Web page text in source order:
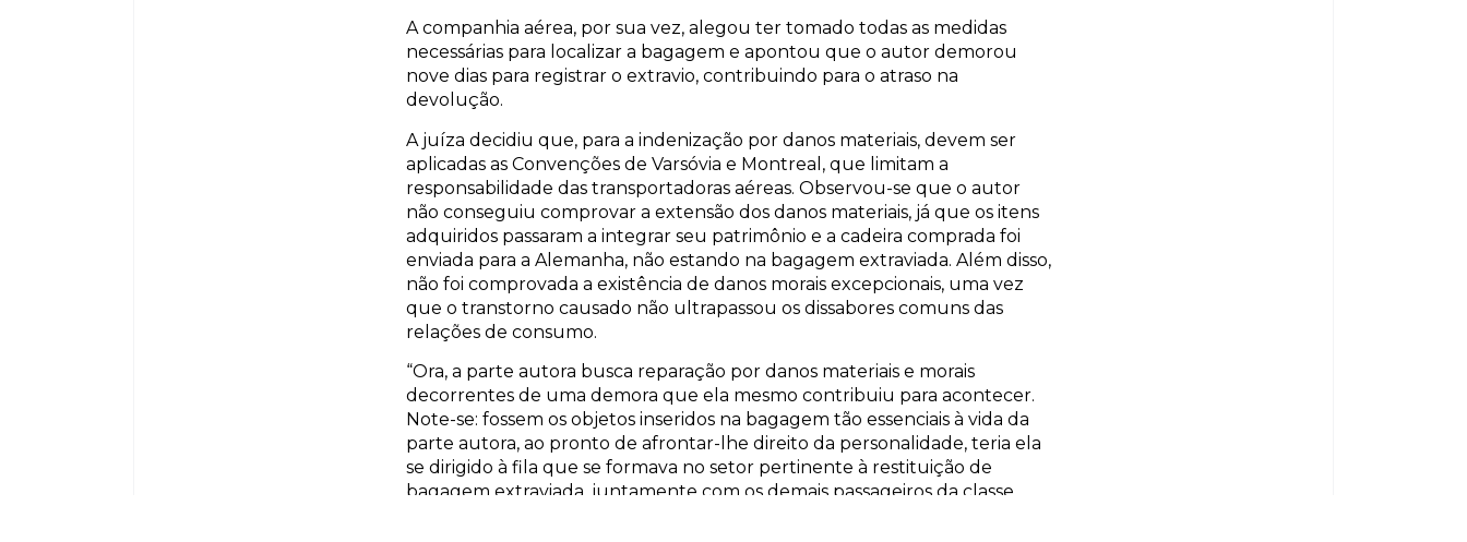
A companhia aérea, por sua vez, alegou ter tomado todas as medidas
necessárias para localizar a bagagem e apontou que o autor demorou
nove dias para registrar o extravio, contribuindo para o atraso na
devolução.
A juíza decidiu que, para a indenização por danos materiais, devem ser
aplicadas as Convenções de Varsóvia e Montreal, que limitam a
responsabilidade das transportadoras aéreas. Observou-se que o autor
não conseguiu comprovar a extensão dos danos materiais, já que os itens
adquiridos passaram a integrar seu patrimônio e a cadeira comprada foi
enviada para a Alemanha, não estando na bagagem extraviada. Além disso,
não foi comprovada a existência de danos morais excepcionais, uma vez
que o transtorno causado não ultrapassou os dissabores comuns das
relações de consumo.
“Ora, a parte autora busca reparação por danos materiais e morais
decorrentes de uma demora que ela mesmo contribuiu para acontecer.
Note-se: fossem os objetos inseridos na bagagem tão essenciais à vida da
parte autora, ao pronto de afrontar-lhe direito da personalidade, teria ela
se dirigido à fila que se formava no setor pertinente à restituição de
bagagem extraviada, juntamente com os demais passageiros da classe